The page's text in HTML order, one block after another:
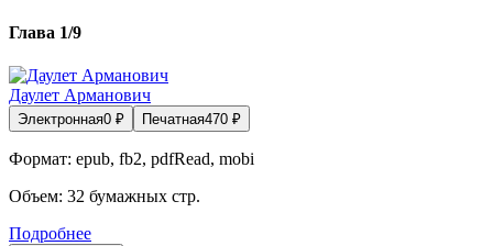
Глава 1/9
Даулет Арманович
Электронная0 ₽ Печатная470 ₽
Формат: epub, fb2, pdfRead, mobi
Объем: 32 бумажных стр.
Подробнее